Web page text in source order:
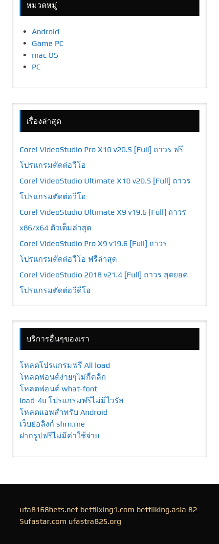
หมวดหมู่
Android
Game PC
mac OS
PC
เรื่องล่าสุด
Corel VideoStudio Pro X10 v20.5 [Full] ถาวร ฟรี
โปรแกรมตัดต่อวีโอ
Corel VideoStudio Ultimate X10 v20.5 [Full] ถาวร
โปรแกรมตัดต่อวีโอ
Corel VideoStudio Ultimate X9 v19.6 [Full] ถาวร
x86/x64 ตัวเต็มล่าสุด
Corel VideoStudio Pro X9 v19.6 [Full] ถาวร
โปรแกรมตัดต่อวีโอ ฟรีล่าสุด
Corel VideoStudio 2018 v21.4 [Full] ถาวร สุดยอด
โปรแกรมตัดต่อวีดีโอ
บริการอื่นๆของเรา
โหลดโปรแกรมฟรี All load
โหลดฟอนต์ง่ายๆไม่กี่คลิก
โหลดฟอนต์ what-font
load-4u โปรแกรมฟรีไม่มีไวรัส
โหลดแอพสำหรับ Android
เว็บย่อลิงก์ shrn.me
ฝากรูปฟรีไม่มีค่าใช้จ่าย
ufa8168bets.net betflixing1.com betfliking.asia 82
5ufastar.com ufastra825.org